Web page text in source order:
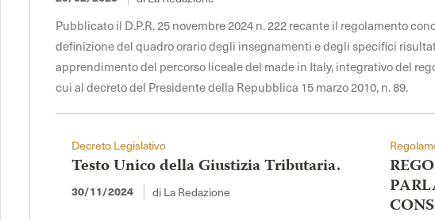
Pubblicato il D.P.R. 25 novembre 2024 n. 222 recante il regolamento
definizione del quadro orario degli insegnamenti e degli specifici
apprendimento del percorso liceale del made in Italy, integrativo del
cui al decreto del Presidente della Repubblica 15 marzo 2010, n. 89.
Decreto Legislativo
Testo Unico della Giustizia Tributaria.
30/11/2024 di La Redazione